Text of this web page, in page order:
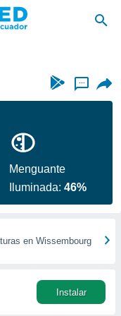
...
Menguante
Iluminada:46%
en Wissembourg
Instalar